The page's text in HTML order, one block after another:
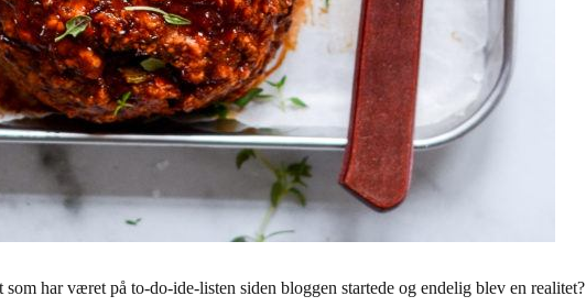
har været på to-do-ide-listen siden bloggen startede og endelig blev en realitet?